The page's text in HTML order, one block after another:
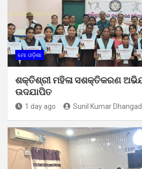
ମୋ ଓଡ଼ିଶା
ଶକ୍ତିଶ୍ରୀ ମହିଳା ସଶକ୍ତିକରଣ
ଉଦଯାପିତ
1 day ago Sunil Kumar